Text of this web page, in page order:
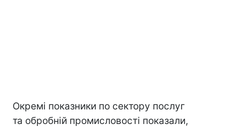
Окремі показники по сектору послуг
та обробній промисловості показали,